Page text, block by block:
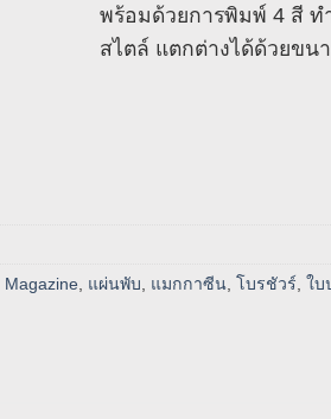
พร้อมด้วยการพิมพ์ 4 สี ท
สไตล์ แตกต่างได้ด้วยขน
Magazine แผ่นพับ แมกกาซีน โบรชัวร์ ใบ